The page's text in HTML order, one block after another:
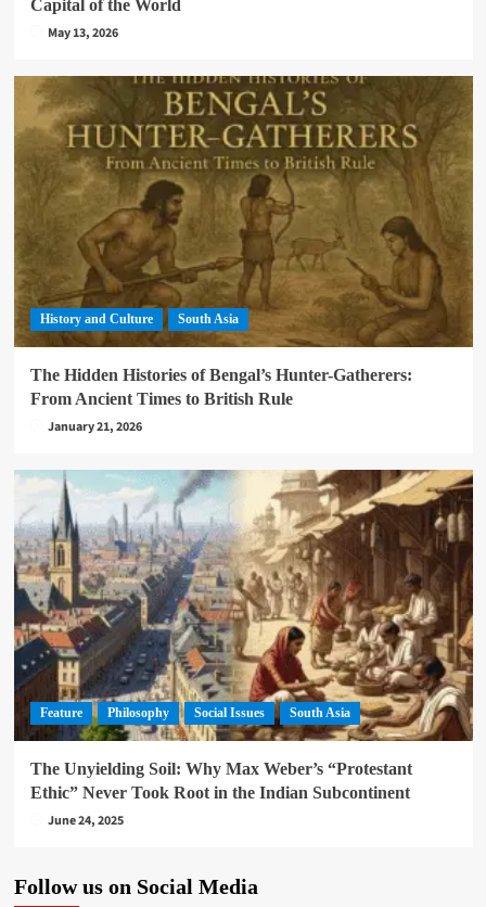
Capital of the World
May 13, 2026
History and Culture South Asia
The Hidden Histories of Bengal’s Hunter-Gatherers:
From Ancient Times to British Rule
January 21, 2026
Feature Philosophy Social Issues South Asia
The Unyielding Soil: Why Max Weber’s “Protestant
Ethic” Never Took Root in the Indian Subcontinent
June 24, 2025
Follow us on Social Media